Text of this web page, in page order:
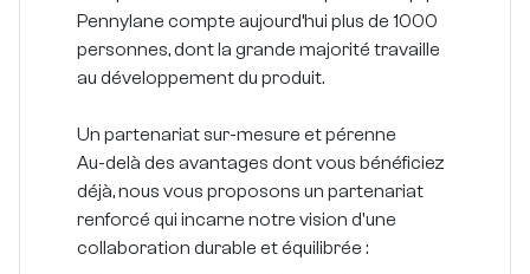
Pennylane compte aujourd’hui plus de 1000
personnes, dont la grande majorité travaille
au développement du produit.
Un partenariat sur-mesure et pérenne
Au-delà des avantages dont vous bénéficiez
déjà, nous vous proposons un partenariat
renforcé qui incarne notre vision d'une
collaboration durable et équilibrée :